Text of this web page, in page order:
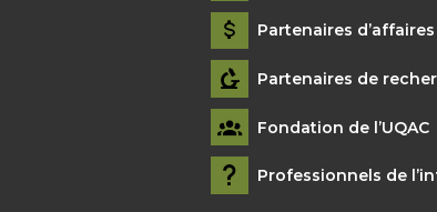
Partenaires d’affaires
Partenaires de
Fondation de l’UQAC
Professionnels de